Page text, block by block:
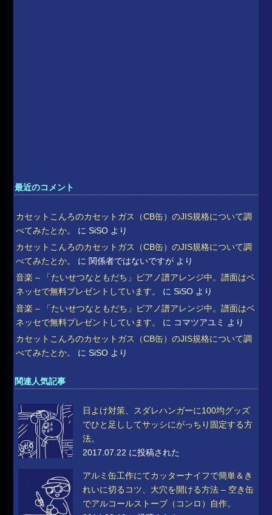
最近のコメント
カセットこんろのカセットガス（CB缶）のJIS規格について調
べてみたとか。
にSiSO より
カセットこんろのカセットガス（CB缶）のJIS規格について調
べてみたとか。
に 関係者ではないですが より
音楽 – 「たいせつなともだち」ピアノ譜アレンジ中。譜面はベ
ネッセで無料プレゼントしています。
にSiSO より
音楽 – 「たいせつなともだち」ピアノ譜アレンジ中。譜面はベ
ネッセで無料プレゼントしています。
に コマツアユミ
より
カセットこんろのカセットガス（CB缶）のJIS規格について調
べてみたとか。
にSiSO より
関連人気記事
日よけ対策、スダレハンガーに100均グッズ
でひと足ししてサッシにがっちり固定する方
法。
2017.07.22 に投稿された
アルミ缶工作にてカッターナイフで簡単＆き
れいに切るコツ、大穴を開ける方法 – 空き缶
でアルコールストーブ（コンロ）自作。